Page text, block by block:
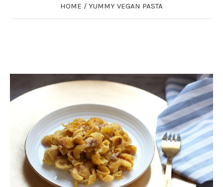
HOME / YUMMY VEGAN PASTA